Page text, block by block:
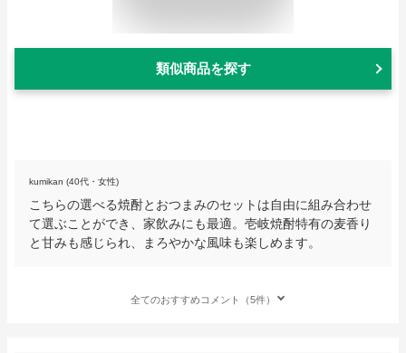
類似商品を探す
kumikan (40代・女性)
こちらの選べる焼酎とおつまみのセットは自由に組み合わせ
て選ぶことができ、家飲みにも最適。壱岐焼酎特有の麦香り
と甘みも感じられ、まろやかな風味も楽しめます。
全てのおすすめコメント（5件）